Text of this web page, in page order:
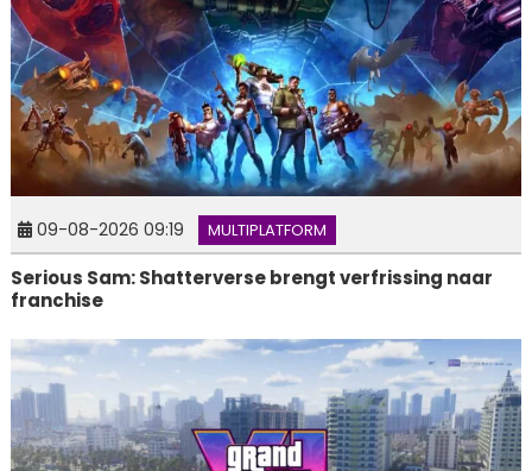
09-08-2026 09:19 MULTIPLATFORM
Serious Sam: Shatterverse brengt verfrissing naar
franchise